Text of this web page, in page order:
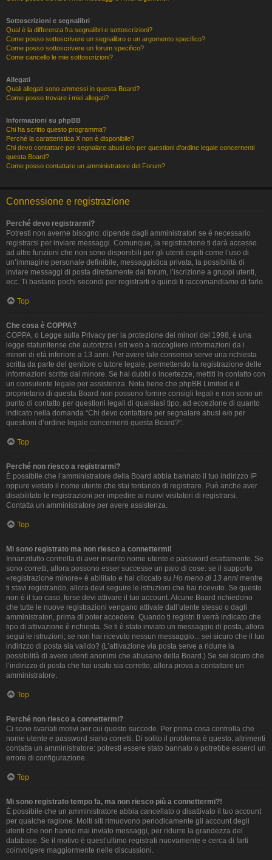
Sottoscrizioni e segnalibri
Qual è la differenza fra segnalibri e sottoscrizioni?
Come posso sottoscrivere un segnalibro o un argomento specifico?
Come posso sottoscrivere un forum specifico?
Come cancello le mie sottoscrizioni?
Allegati
Quali allegati sono ammessi in questa Board?
Come posso trovare i miei allegati?
Informazioni su phpBB
Chi ha scritto questo programma?
Perché la caratteristica X non è disponibile?
Chi devo contattare per segnalare abusi e/o per questioni d’ordine legale concernenti
questa Board?
Come posso contattare un amministratore del Forum?
Connessione e registrazione
Perché devo registrarmi?
Potresti non averne bisogno: dipende dagli amministratori se è necessario
registrarsi per inviare messaggi. Comunque, la registrazione ti darà accesso
ad altre funzioni che non sono disponibili per gli utenti ospiti come l’uso di
un’immagine personale definibile, messaggistica privata, la possibilità di
inviare messaggi di posta direttamente dal forum, l’iscrizione a gruppi utenti,
ecc. Ti bastano pochi secondi per registrarti e quindi ti raccomandiamo di farlo.
Top
Che cosa è COPPA?
COPPA, o Legge sulla Privacy per la protezione dei minori del 1998, è una
legge statunitense che autorizza i siti web a raccogliere informazioni da i
minori di età inferiore a 13 anni. Per avere tale consenso serve una richiesta
scritta da parte del genitore o tutore legale, permettendo la registrazione delle
informazioni scritte dal minore. Se hai dubbi o incertezze, mettiti in contatto con
un consulente legale per assistenza. Nota bene che phpBB Limited e il
proprietario di questa Board non possono fornire consigli legali e non sono un
punto di contatto per questioni legali di qualsiasi tipo, ad eccezione di quanto
indicato nella domanda “Chi devo contattare per segnalare abusi e/o per
questioni d’ordine legale concernenti questa Board?”.
Top
Perché non riesco a registrarmi?
È possibile che l’amministratore della Board abbia bannato il tuo indirizzo IP
oppure vietato il nome utente che stai tentando di registrare. Può anche aver
disabilitato le registrazioni per impedire ai nuovi visitatori di registrarsi.
Contatta un amministratore per avere assistenza.
Top
Mi sono registrato ma non riesco a connettermi!
Innanzitutto controlla di aver inserito nome utente e password esattamente. Se
sono corretti, allora possono esser successe un paio di cose: se il supporto
«registrazione minore» è abilitato e hai cliccato su Ho meno di 13 anni mentre
ti stavi registrando, allora devi seguire le istruzioni che hai ricevuto. Se questo
non è il tuo caso, forse devi attivare il tuo account. Alcune Board richiedono
che tutte le nuove registrazioni vengano attivate dall’utente stesso o dagli
amministratori, prima di poter accedere. Quando ti registri ti verrà indicato che
tipo di attivazione è richiesta. Se ti è stato inviato un messaggio di posta, allora
segui le istruzioni; se non hai ricevuto nessun messaggio... sei sicuro che il tuo
indirizzo di posta sia valido? (L’attivazione via posta serve a ridurre la
possibilità di avere utenti anonimi che abusano della Board.) Se sei sicuro che
l’indirizzo di posta che hai usato sia corretto, allora prova a contattare un
amministratore.
Top
Perché non riesco a connettermi?
Ci sono svariati motivi per cui questo succede. Per prima cosa controlla che
nome utente e password siano corretti. Di solito il problema è questo, altrimenti
contatta un amministratore: potresti essere stato bannato o potrebbe esserci un
errore di configurazione.
Top
Mi sono registrato tempo fa, ma non riesco più a connettermi?!
È possibile che un amministratore abbia cancellato o disattivato il tuo account
per qualche ragione. Molti siti rimuovono periodicamente gli account degli
utenti che non hanno mai inviato messaggi, per ridurre la grandezza del
database. Se il motivo è quest’ultimo registrati nuovamente e cerca di farti
coinvolgere maggiormente nelle discussioni.